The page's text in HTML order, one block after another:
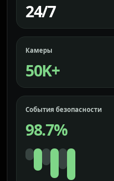
24/7
Камеры
50K+
События безопасности
98.7%